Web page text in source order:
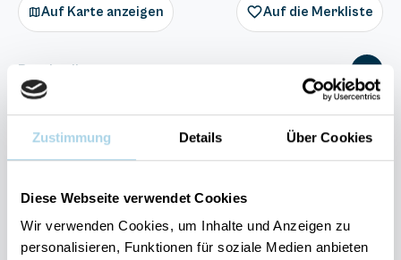
Zustimmung Details Über Cookies
Diese Webseite verwendet Cookies
Wir verwenden Cookies, um Inhalte und Anzeigen zu
personalisieren, Funktionen für soziale Medien anbieten
Auf Karte anzeigen Auf die Merkliste
Beschreibung
Ausstattung
6 Bewertungen